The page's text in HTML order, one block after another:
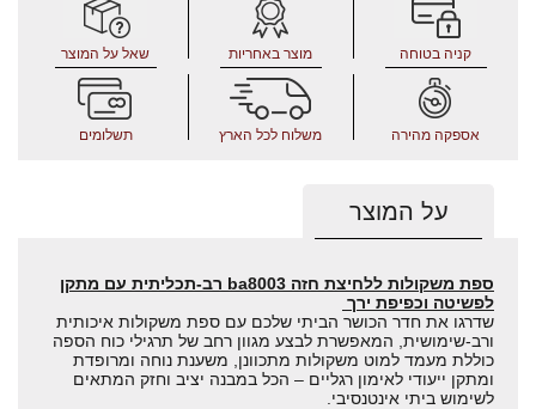
קניה בטוחה מוצר באחריות שאל על המוצר
אספקה מהירה משלוח לכל הארץ תשלומים
על המוצר
ספת משקולות ללחיצת חזה ba8003 רב-תכליתית עם מתקן
לפשיטה וכפיפת ירך
שדרגו את חדר הכושר הביתי שלכם עם ספת משקולות איכותית
ורב-שימושית, המאפשרת לבצע מגוון רחב של תרגילי כוח הספה
כוללת מעמד למוט משקולות מתכוונן, משענת נוחה ומרופדת
ומתקן ייעודי לאימון רגליים – הכל במבנה יציב וחזק המתאים
לשימוש ביתי אינטנסיבי.